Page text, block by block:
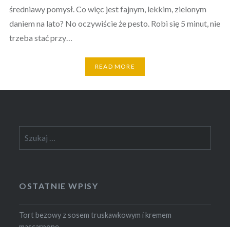
średniawy pomysł. Co więc jest fajnym, lekkim, zielonym
daniem na lato? No oczywiście że pesto. Robi się 5 minut, nie
trzeba stać przy…
READ MORE
OSTATNIE WPISY
Tort bezowy z sosem truskawkowym i kremem